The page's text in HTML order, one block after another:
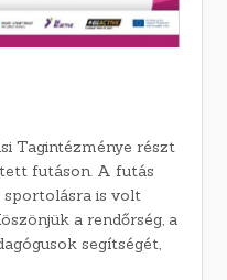
Tagintézménye részt
futáson. A futás
sportolásra is volt
a rendőrség, a
segítségét,